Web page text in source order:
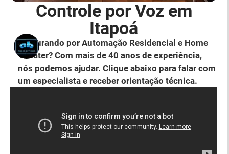
Controle por Voz em
Itapoá
Procurando por Automação Residencial e Home
Theater? Com mais de 40 anos de experiência,
nós podemos ajudar. Clique abaixo para falar com
um especialista e receber orientação técnica.